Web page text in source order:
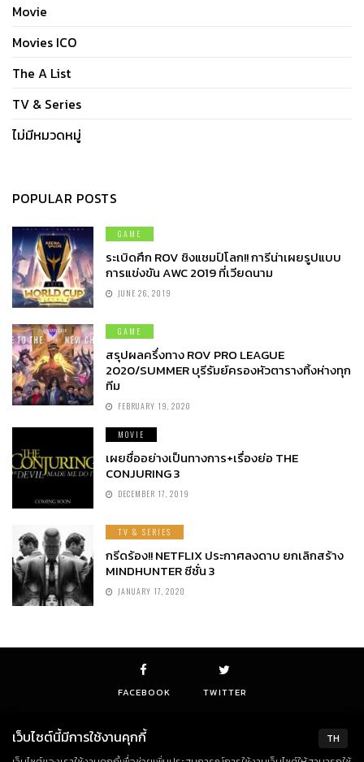
Movie
Movies ICO
The A List
TV & Series
ไม่มีหมวดหมู่
POPULAR POSTS
GAME
ระเบิดศึก ROV ชิงแชมป์โลก!! การีน่าเผยรูปแบบ
การแข่งขัน AWC 2019 ที่เวียดนาม
JUNE 26, 2019
GAME
สรุปผลครึ่งทาง ROV PRO LEAGUE
2020/SUMMER บุรีรัมย์ครองหัวตารางทิ้งห่างทุก
ทีม
FEBRUARY 19, 2020
MOVIE
เผยชื่ออย่างเป็นทางการ+เรื่องย่อ THE
CONJURING 3
DECEMBER 17, 2019
TV & SERIES
กรีดร้อง!! NETFLIX ประกาศลงดาบ ยกเลิกสร้าง
MINDHUNTER ซีซั่น 3
JANUARY 17, 2020
FACEBOOK TWITTER
TH
เว็บไซต์นี้มีการใช้งานคุกกี้